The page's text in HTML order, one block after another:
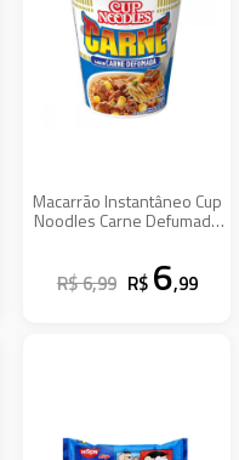
Macarrão Instantâneo Cup
Noodles Carne Defumada
R$ 6,99 R$ 6,99